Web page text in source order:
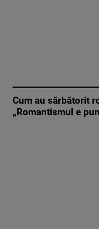
Cum au sărbătorit
„Romantismul e